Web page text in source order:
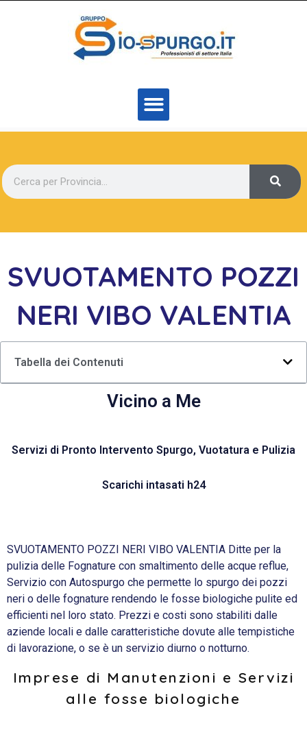
SVUOTAMENTO POZZI
NERI VIBO VALENTIA
Tabella dei Contenuti
Vicino a Me
Servizi di Pronto Intervento Spurgo, Vuotatura e Pulizia
Scarichi intasati h24
SVUOTAMENTO POZZI NERI VIBO VALENTIA Ditte per la
pulizia delle Fognature con smaltimento delle acque reflue,
Servizio con Autospurgo che permette lo spurgo dei pozzi
neri o delle fognature rendendo le fosse biologiche pulite ed
efficienti nel loro stato. Prezzi e costi sono stabiliti dalle
aziende locali e dalle caratteristiche dovute alle tempistiche
di lavorazione, o se è un servizio diurno o notturno.
Imprese di Manutenzioni e Servizi
alle fosse biologiche